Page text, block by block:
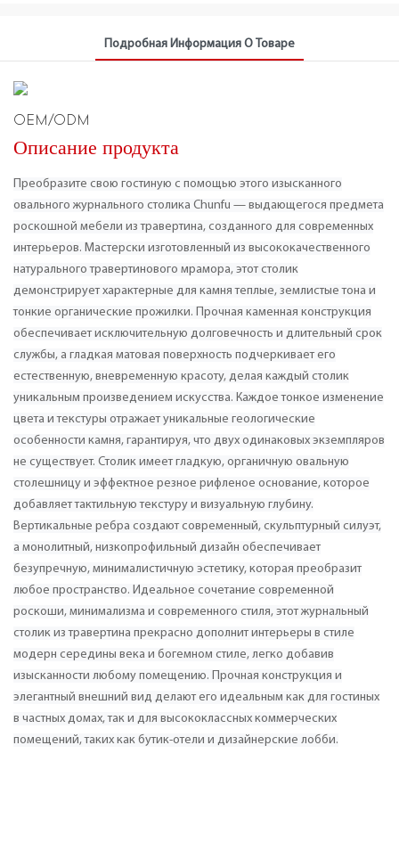
Подробная Информация О Товаре
OEM/ODM
Описание продукта
Преобразите свою гостиную с помощью этого изысканного
овального журнального столика Chunfu — выдающегося предмета
роскошной мебели из травертина, созданного для современных
интерьеров. Мастерски изготовленный из высококачественного
натурального травертинового мрамора, этот столик
демонстрирует характерные для камня теплые, землистые тона и
тонкие органические прожилки. Прочная каменная конструкция
обеспечивает исключительную долговечность и длительный срок
службы, а гладкая матовая поверхность подчеркивает его
естественную, вневременную красоту, делая каждый столик
уникальным произведением искусства. Каждое тонкое изменение
цвета и текстуры отражает уникальные геологические
особенности камня, гарантируя, что двух одинаковых экземпляров
не существует. Столик имеет гладкую, органичную овальную
столешницу и эффектное резное рифленое основание, которое
добавляет тактильную текстуру и визуальную глубину.
Вертикальные ребра создают современный, скульптурный силуэт,
а монолитный, низкопрофильный дизайн обеспечивает
безупречную, минималистичную эстетику, которая преобразит
любое пространство. Идеальное сочетание современной
роскоши, минимализма и современного стиля, этот журнальный
столик из травертина прекрасно дополнит интерьеры в стиле
модерн середины века и богемном стиле, легко добавив
изысканности любому помещению. Прочная конструкция и
элегантный внешний вид делают его идеальным как для гостиных
в частных домах, так и для высококлассных коммерческих
помещений, таких как бутик-отели и дизайнерские лобби.